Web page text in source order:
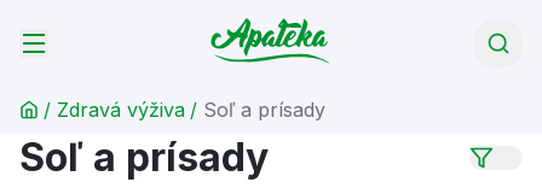
/ Zdravá výživa / Soľ a prísady
Soľ a prísady